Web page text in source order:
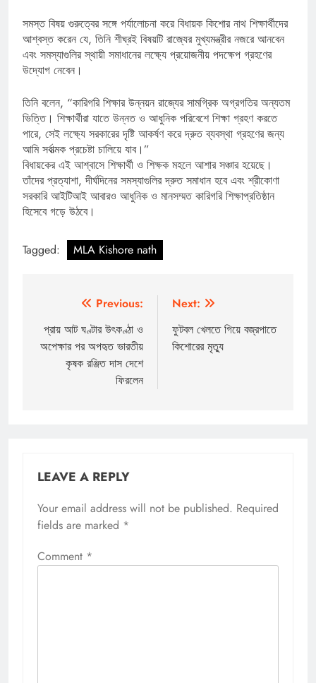
সমস্ত বিষয় গুরুত্বের সঙ্গে পর্যালোচনা করে বিধায়ক কিশোর নাথ শিক্ষার্থীদের
আশ্বস্ত করেন যে, তিনি শীঘ্রই বিষয়টি রাজ্যের মুখ্যমন্ত্রীর নজরে আনবেন
এবং সমস্যাগুলির স্থায়ী সমাধানের লক্ষ্যে প্রয়োজনীয় পদক্ষেপ গ্রহণের
উদ্যোগ নেবেন।
তিনি বলেন, “কারিগরি শিক্ষার উন্নয়ন রাজ্যের সামগ্রিক অগ্রগতির অন্যতম
ভিত্তি। শিক্ষার্থীরা যাতে উন্নত ও আধুনিক পরিবেশে শিক্ষা গ্রহণ করতে
পারে, সেই লক্ষ্যে সরকারের দৃষ্টি আকর্ষণ করে দ্রুত ব্যবস্থা গ্রহণের জন্য
আমি সর্বাত্মক প্রচেষ্টা চালিয়ে যাব।”
বিধায়কের এই আশ্বাসে শিক্ষার্থী ও শিক্ষক মহলে আশার সঞ্চার হয়েছে।
তাঁদের প্রত্যাশা, দীর্ঘদিনের সমস্যাগুলির দ্রুত সমাধান হবে এবং শ্রীকোণা
সরকারি আইটিআই আবারও আধুনিক ও মানসম্মত কারিগরি শিক্ষাপ্রতিষ্ঠান
হিসেবে গড়ে উঠবে।
Tagged: MLA Kishore nath
navigation
Previous:
প্রায় আট ঘণ্টার উৎকণ্ঠা ও
অপেক্ষার পর অপহৃত ভারতীয়
কৃষক রঞ্জিত দাস দেশে
ফিরলেন
Next:
ফুটবল খেলতে গিয়ে বজ্রপাতে
কিশোরের মৃত্যু
LEAVE A REPLY
Your email address will not be published. Required
fields are marked *
Comment *